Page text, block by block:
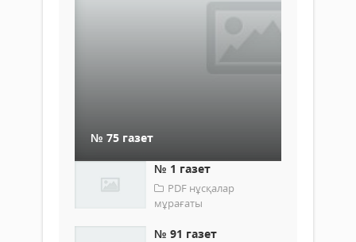
№ 75 газет
№ 1 газет
PDF нұсқалар
мұрағаты
№ 91 газет